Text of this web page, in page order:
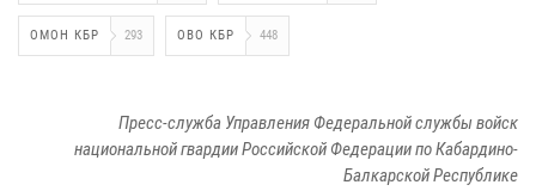
ОМОН КБР 293 ОВО КБР 448
Пресс-служба Управления Федеральной службы войск
национальной гвардии Российской Федерации по Кабардино-
Балкарской Республике